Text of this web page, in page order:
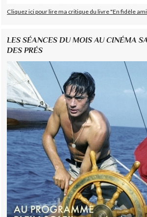
Cliquez ici pour lire ma critique du livre "En fidèle
LES SÉANCES DU MOIS AU CINÉMA
DES PRÉS